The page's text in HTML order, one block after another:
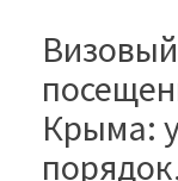
Крыма: